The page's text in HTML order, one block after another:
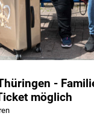
-
möglich